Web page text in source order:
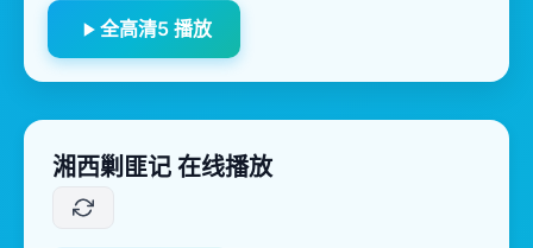
全高清5 播放
湘西剿匪记 在线播放